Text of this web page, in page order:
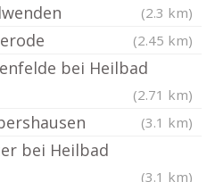
(2.3 km)
(2.45 km)
bei Heilbad
(2.71 km)
(3.1 km)
bei Heilbad
(3.1 km)